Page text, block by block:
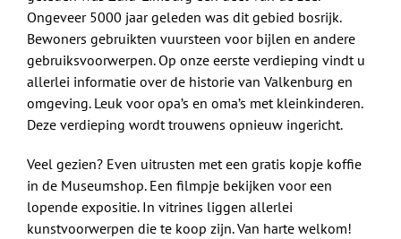
Ongeveer 5000 jaar geleden was dit gebied bosrijk.
Bewoners gebruikten vuursteen voor bijlen en andere
gebruiksvoorwerpen. Op onze eerste verdieping vindt u
allerlei informatie over de historie van Valkenburg en
omgeving. Leuk voor opa’s en oma’s met kleinkinderen.
Deze verdieping wordt trouwens opnieuw ingericht.
Veel gezien? Even uitrusten met een gratis kopje koffie
in de Museumshop. Een filmpje bekijken voor een
lopende expositie. In vitrines liggen allerlei
kunstvoorwerpen die te koop zijn. Van harte welkom!